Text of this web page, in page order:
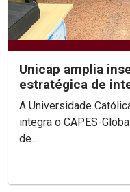
Unicap amplia
estratégica de
A Universidade
integra o CAPES-
de...